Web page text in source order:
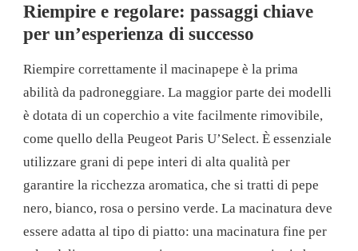
Riempire e regolare: passaggi chiave
per un’esperienza di successo
Riempire correttamente il macinapepe è la prima
abilità da padroneggiare. La maggior parte dei modelli
è dotata di un coperchio a vite facilmente rimovibile,
come quello della Peugeot Paris U’Select. È essenziale
utilizzare grani di pepe interi di alta qualità per
garantire la ricchezza aromatica, che si tratti di pepe
nero, bianco, rosa o persino verde. La macinatura deve
essere adatta al tipo di piatto: una macinatura fine per